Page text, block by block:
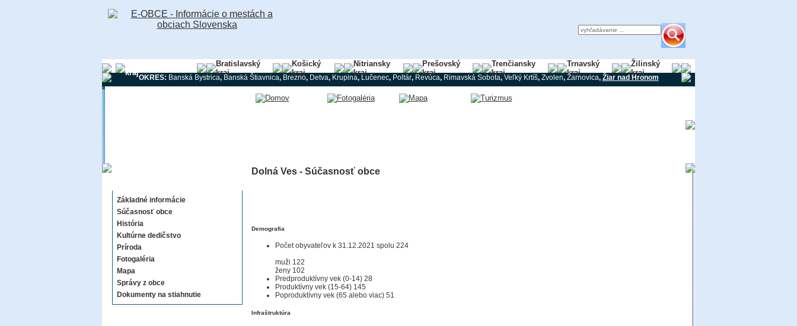
kraj
Bratislavský
kraj
Košický
kraj
Nitriansky
kraj
Prešovský
kraj
Trenčiansky
kraj
Trnavský
kraj
Žilinský
kraj
OKRES: Banská Bystrica, Banská Štiavnica, Brezno, Detva, Krupina, Lučenec, Poltár, Revúca, Rimavská Sobota,Veľký Krtíš, Zvolen, Žarnovica, Žiar nad Hronom
Základné informácie
Súčasnosť obce
História
Kultúrne dedičstvo
Príroda
Fotogaléria
Mapa
Správy z obce
Dokumenty na stiahnutie
Dolná Ves - Súčasnosť obce
Demografia
Počet obyvateľov k 31.12.2021 spolu 224
muži 122
ženy 102
Predproduktívny vek (0-14) 28
Produktívny vek (15-64) 145
Poproduktívny vek (65 alebo viac) 51
Infraštruktúra